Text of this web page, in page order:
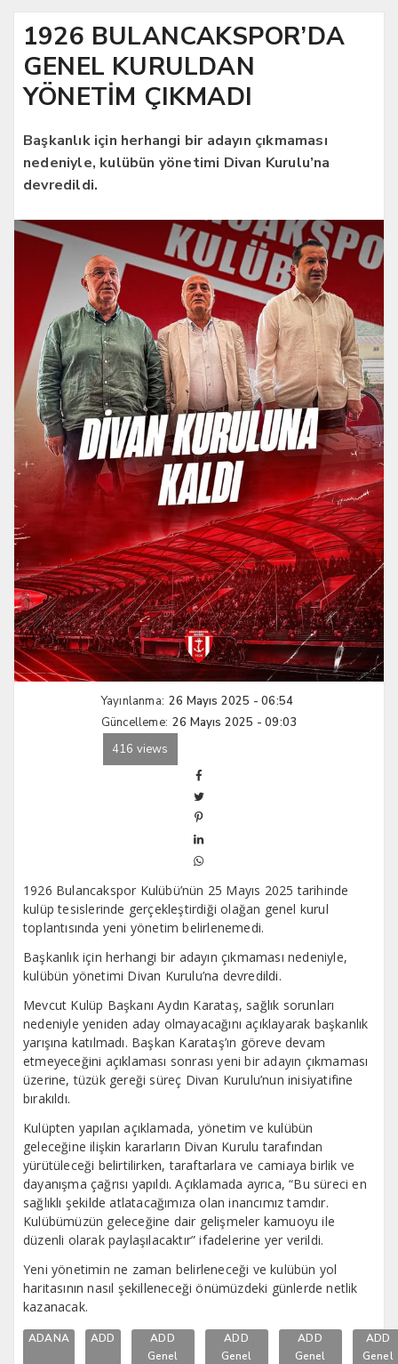
1926 BULANCAKSPOR’DA
GENEL KURULDAN
YÖNETİM ÇIKMADI
Başkanlık için herhangi bir adayın çıkmaması
nedeniyle, kulübün yönetimi Divan Kurulu’na
devredildi.
Yayınlanma: 26 Mayıs 2025 - 06:54
Güncelleme: 26 Mayıs 2025 - 09:03
416 views
1926 Bulancakspor Kulübü’nün 25 Mayıs 2025 tarihinde
kulüp tesislerinde gerçekleştirdiği olağan genel kurul
toplantısında yeni yönetim belirlenemedi.
Başkanlık için herhangi bir adayın çıkmaması nedeniyle,
kulübün yönetimi Divan Kurulu’na devredildi.
Mevcut Kulüp Başkanı Aydın Karataş, sağlık sorunları
nedeniyle yeniden aday olmayacağını açıklayarak başkanlık
yarışına katılmadı. Başkan Karataş’ın göreve devam
etmeyeceğini açıklaması sonrası yeni bir adayın çıkmaması
üzerine, tüzük gereği süreç Divan Kurulu’nun inisiyatifine
bırakıldı.
Kulüpten yapılan açıklamada, yönetim ve kulübün
geleceğine ilişkin kararların Divan Kurulu tarafından
yürütüleceği belirtilirken, taraftarlara ve camiaya birlik ve
dayanışma çağrısı yapıldı. Açıklamada ayrıca, “Bu süreci en
sağlıklı şekilde atlatacağımıza olan inancımız tamdır.
Kulübümüzün geleceğine dair gelişmeler kamuoyu ile
düzenli olarak paylaşılacaktır” ifadelerine yer verildi.
Yeni yönetimin ne zaman belirleneceği ve kulübün yol
haritasının nasıl şekilleneceği önümüzdeki günlerde netlik
kazanacak.
ADANA ADD
ADD
Genel
ADD
Genel
ADD
Genel
ADD
Genel